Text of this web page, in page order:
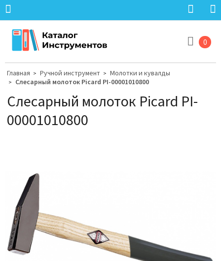
0
Главная > Ручной инструмент > Молотки и кувалды
> Слесарный молоток Picard PI-00001010800
Слесарный молоток Picard PI-
00001010800